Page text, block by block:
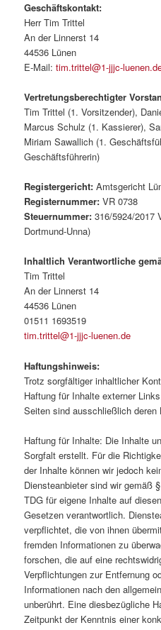
Geschäftskontakt:
Herr Tim Trittel
An der Linnerst 14
44536 Lünen
E-Mail:tim.trittel@1-jjjc-
Vertretungsberechtigter
Tim Trittel (1. Vorsitzender),
Marcus Schulz (1. Kassierer),
Miriam Sawallich (1.
Geschäftsführerin)
Registergericht: Amtsgericht
Registernummer: VR 0738
Steuernummer: 316/5924/2017
Dortmund-Unna)
Inhaltlich Verantwortliche
Tim Trittel
An der Linnerst 14
44536 Lünen
01511 1693519
tim.trittel@1-jjjc-luenen.de
Haftungshinweis:
Trotz sorgfältiger inhaltlicher
Haftung für Inhalte externer
Seiten sind ausschließlich deren
Haftung für Inhalte: Die Inhalte
Sorgfalt erstellt. Für die
der Inhalte können wir jedoch
Diensteanbieter sind wir gemäß
TDG für eigene Inhalte auf
Gesetzen verantwortlich.
verpflichtet, die von ihnen
fremden Informationen zu
forschen, die auf eine
Verpflichtungen zur Entfernung
Informationen nach den
unberührt. Eine diesbezügliche
Zeitpunkt der Kenntnis einer